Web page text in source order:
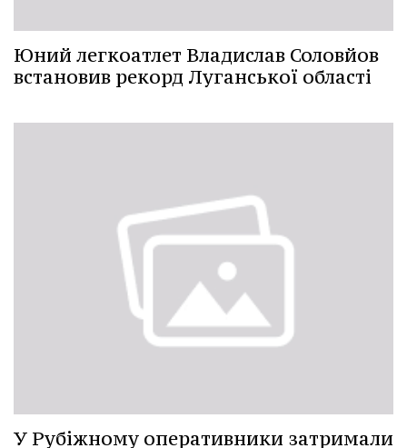
Юний легкоатлет Владислав Соловйов
встановив рекорд Луганської області
У Рубіжному оперативники затримали